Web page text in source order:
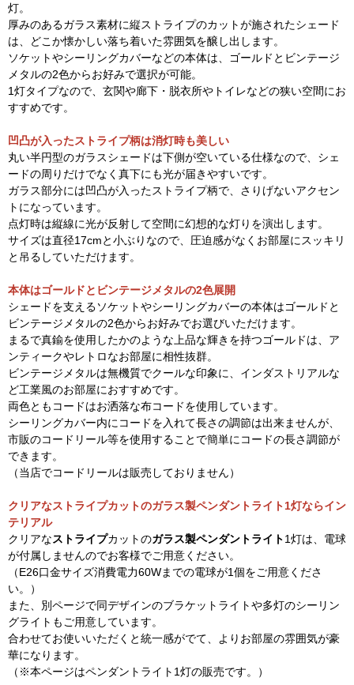
灯。
厚みのあるガラス素材に縦ストライプのカットが施されたシェード
は、どこか懐かしい落ち着いた雰囲気を醸し出します。
ソケットやシーリングカバーなどの本体は、ゴールドとビンテージ
メタルの2色からお好みで選択が可能。
1灯タイプなので、玄関や廊下・脱衣所やトイレなどの狭い空間にお
すすめです。
凹凸が入ったストライプ柄は消灯時も美しい
丸い半円型のガラスシェードは下側が空いている仕様なので、シェ
ードの周りだけでなく真下にも光が届きやすいです。
ガラス部分には凹凸が入ったストライプ柄で、さりげないアクセン
トになっています。
点灯時は縦線に光が反射して空間に幻想的な灯りを演出します。
サイズは直径17cmと小ぶりなので、圧迫感がなくお部屋にスッキリ
と吊るしていただけます。
本体はゴールドとビンテージメタルの2色展開
シェードを支えるソケットやシーリングカバーの本体はゴールドと
ビンテージメタルの2色からお好みでお選びいただけます。
まるで真鍮を使用したかのような上品な輝きを持つゴールドは、ア
ンティークやレトロなお部屋に相性抜群。
ビンテージメタルは無機質でクールな印象に、インダストリアルな
ど工業風のお部屋におすすめです。
両色ともコードはお洒落な布コードを使用しています。
シーリングカバー内にコードを入れて長さの調節は出来ませんが、
市販のコードリール等を使用することで簡単にコードの長さ調節が
できます。
（当店でコードリールは販売しておりません）
クリアなストライプカットのガラス製ペンダントライト1灯ならイン
テリアル
クリアなストライプカットのガラス製ペンダントライト1灯は、電球
が付属しませんのでお客様でご用意ください。
（E26口金サイズ消費電力60Wまでの電球が1個をご用意くださ
い。）
また、別ページで同デザインのブラケットライトや多灯のシーリン
グライトもご用意しています。
合わせてお使いいただくと統一感がでて、よりお部屋の雰囲気が豪
華になります。
（※本ページはペンダントライト1灯の販売です。）